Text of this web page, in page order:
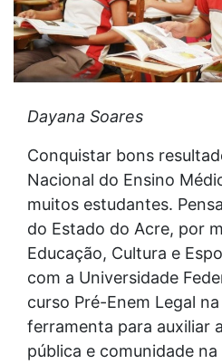
Dayana Soares
Conquistar bons
Nacional do Ensino
muitos estudantes.
do Estado do Acre, por
Educação, Cultura e
com a Universidade
curso Pré-Enem Legal
ferramenta para auxiliar
pública e comunidade